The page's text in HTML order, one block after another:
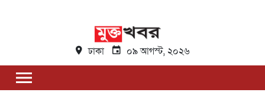
ঢাকা ০৯ আগস্ট, ২০২৬